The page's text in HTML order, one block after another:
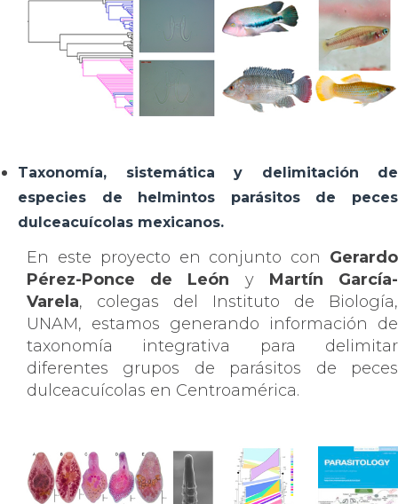
Taxonomía, sistemática y delimitación de
especies de helmintos parásitos de peces
dulceacuícolas mexicanos.
En este proyecto en conjunto con Gerardo
Pérez-Ponce de León y Martín García-
Varela, colegas del Instituto de Biología,
UNAM, estamos generando información de
taxonomía integrativa para delimitar
diferentes grupos de parásitos de peces
dulceacuícolas en Centroamérica.